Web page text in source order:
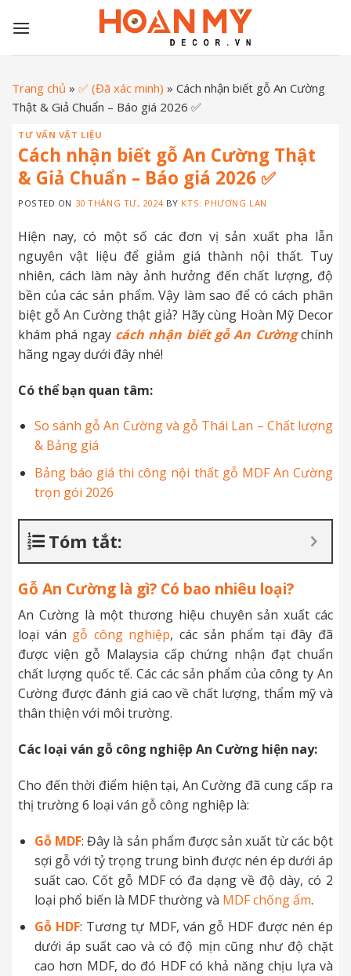
Trang chủ » ✅ (Đã xác minh) » Cách nhận biết gỗ An Cường
Thật & Giả Chuẩn – Báo giá 2026 ✅
TƯ VẤN VẬT LIỆU
Cách nhận biết gỗ An Cường Thật
& Giả Chuẩn – Báo giá 2026 ✅
POSTED ON 30 THÁNG TƯ, 2024BY KTS: PHƯƠNG LAN
Hiện nay, có một số các đơn vị sản xuất pha lẫn
nguyên vật liệu để giảm giá thành nội thất. Tuy
nhiên, cách làm này ảnh hưởng đến chất lượng, độ
bền của các sản phẩm. Vậy làm sao để cócách phân
biệt gỗ An Cường thật giả? Hãy cùng Hoàn Mỹ Decor
khám phá ngay cách nhận biết gỗ An Cườngchính
hãng ngay dưới đây nhé!
Có thể bạn quan tâm:
So sánh gỗ An Cường và gỗ Thái Lan – Chất lượng
& Bảng giá
Bảng báo giá thi công nội thất gỗ MDF An Cường
trọn gói 2026
Tóm tắt:
Gỗ An Cường là gì? Có bao nhiêu loại?
An Cường là một thương hiệu chuyên sản xuất các
loại ván gỗ công nghiệp, các sản phẩm tại đây đã
được viện gỗ Malaysia cấp chứng nhận đạt chuẩn
chất lượng quốc tế. Các các sản phẩm của công ty An
Cường được đánh giá cao về chất lượng, thẩm mỹ và
thân thiện với môi trường.
Các loại ván gỗ công nghiệp An Cường hiện nay:
Cho đến thời điểm hiện tại, An Cường đã cung cấp ra
thị trường 6 loại ván gỗ công nghiệp là:
Gỗ MDF: Đây là sản phẩm được sản xuất từ các bột
sợi gỗ với tỷ trọng trung bình được nén ép dưới áp
suất cao. Cốt gỗ MDF có đa dạng về độ dày, có 2
loại phổ biến là MDF thường và MDF chống ẩm.
Gỗ HDF: Tương tự MDF, ván gỗ HDF được nén ép
dưới áp suất cao và có độ mịn cũng như độ chặt
cao hơn MDF, do đó HDF có khả năng chịu lựa và